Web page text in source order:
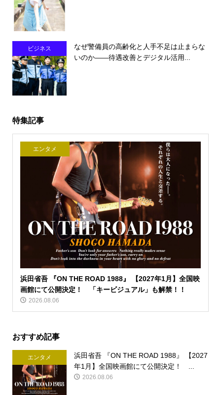
ビジネス
なぜ警備員の高齢化と人手不足は止まらな
いのか――待遇改善とデジタル活用...
特集記事
エンタメ
浜田省吾 『ON THE ROAD 1988』 【2027年1月】全国映
画館にて公開決定！ 「キービジュアル」も解禁！！
2026.08.06
おすすめ記事
エンタメ
浜田省吾 『ON THE ROAD 1988』 【2027
年1月】全国映画館にて公開決定！ ...
2026.08.06